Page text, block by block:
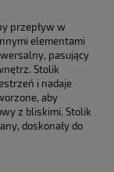
przepływ w
elementami
pasujący
Stolik
i nadaje
aby
z bliskimi. Stolik
doskonały do